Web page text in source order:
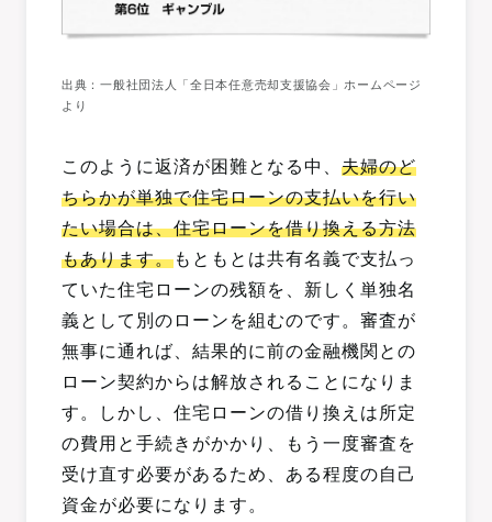
出典：一般社団法人「全日本任意売却支援協会」ホームページ
より
このように返済が困難となる中、夫婦のど
ちらかが単独で住宅ローンの支払いを行い
たい場合は、住宅ローンを借り換える方法
もあります。もともとは共有名義で支払っ
ていた住宅ローンの残額を、新しく単独名
義として別のローンを組むのです。審査が
無事に通れば、結果的に前の金融機関との
ローン契約からは解放されることになりま
す。しかし、住宅ローンの借り換えは所定
の費用と手続きがかかり、もう一度審査を
受け直す必要があるため、ある程度の自己
資金が必要になります。